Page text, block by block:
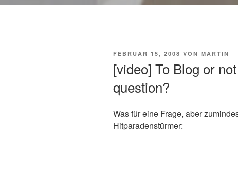
VERÖFFENTLICHT
FEBRUAR 15, 2008 VON MARTIN
[video] To Blog or
question?
Was für eine Frage, aber
Hitparadenstürmer: